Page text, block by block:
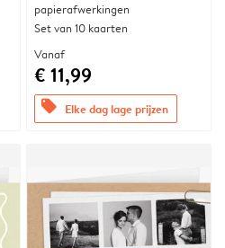
papierafwerkingen
Set van 10 kaarten
Vanaf
€ 11,99
offers Elke dag lage prijzen